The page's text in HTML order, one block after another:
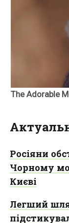
Росіяни
Чорному
Києві
Легший